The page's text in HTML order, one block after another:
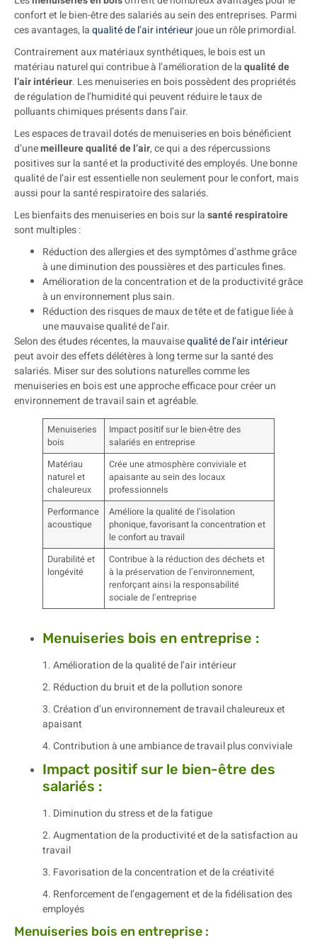
confort et le bien-être des salariés au sein des entreprises. Parmi
ces avantages, laqualité de l’air intérieurjoue un rôle primordial.
Contrairement aux matériaux synthétiques, le bois est un
matériau naturel qui contribue à l’amélioration de laqualité de
l’air intérieur. Les menuiseries en bois possèdent des propriétés
de régulation de l’humidité qui peuvent réduire le taux de
polluants chimiques présents dans l’air.
Les espaces de travail dotés de menuiseries en bois bénéficient
d’unemeilleure qualité de l’air, ce qui a des répercussions
positives sur la santé et la productivité des employés. Une bonne
qualité de l’air est essentielle non seulement pour le confort, mais
aussi pour la santé respiratoire des salariés.
Les bienfaits des menuiseries en bois sur lasanté respiratoire
sont multiples :
Réduction des allergies et des symptômes d’asthme grâce
à une diminution des poussières et des particules fines.
Amélioration de la concentration et de la productivité grâce
à un environnement plus sain.
Réduction des risques de maux de tête et de fatigue liée à
une mauvaise qualité de l’air.
Selon des études récentes, la mauvaisequalité de l’air intérieur
peut avoir des effets délétères à long terme sur la santé des
salariés. Miser sur des solutions naturelles comme les
menuiseries en bois est une approche efficace pour créer un
environnement de travail sain et agréable.
Menuiseries
bois
Impact positif sur le bien-être des
salariés en entreprise
Matériau
naturel et
chaleureux
Crée une atmosphère conviviale et
apaisante au sein des locaux
professionnels
Performance
acoustique
Améliore la qualité de l’isolation
phonique, favorisant la concentration et
le confort au travail
Durabilité et
longévité
Contribue à la réduction des déchets et
à la préservation de l’environnement,
renforçant ainsi la responsabilité
sociale de l’entreprise
Menuiseries bois en entreprise :
1. Amélioration de la qualité de l’air intérieur
2. Réduction du bruit et de la pollution sonore
3. Création d’un environnement de travail chaleureux et
apaisant
4. Contribution à une ambiance de travail plus conviviale
Impact positif sur le bien-être des
salariés :
1. Diminution du stress et de la fatigue
2. Augmentation de la productivité et de la satisfaction au
travail
3. Favorisation de la concentration et de la créativité
4. Renforcement de l’engagement et de la fidélisation des
employés
Menuiseries bois en entreprise :